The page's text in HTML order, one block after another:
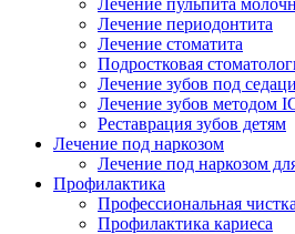
Лечение пульпита
Лечение периодонтита
Лечение стоматита
Подростковая
Лечение зубов под
Лечение зубов методом
Реставрация зубов детям
Лечение под наркозом
Лечение под наркозом
Профилактика
Профессиональная чистка
Профилактика кариеса